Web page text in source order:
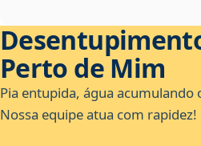
Perto de Mim
Pia entupida, água acumulando
Nossa equipe atua com rapidez!